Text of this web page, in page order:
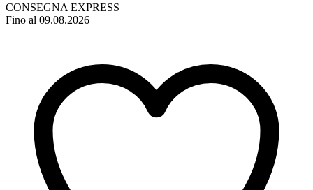
CONSEGNA EXPRESS
Fino al 09.08.2026